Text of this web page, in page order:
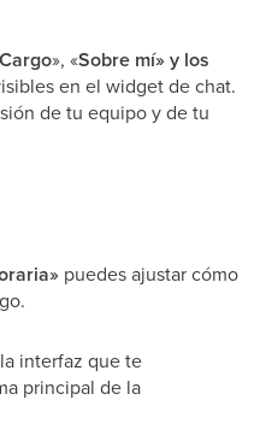
Cargo», «Sobre mí» y los
en el widget de chat.
de tu equipo y de tu
puedes ajustar cómo
interfaz que te
principal de la